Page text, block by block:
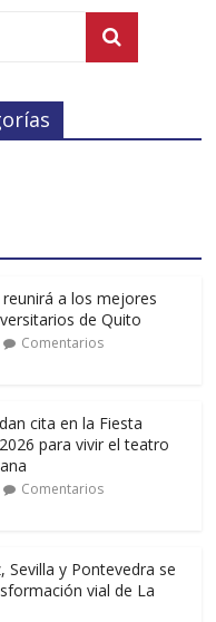
reunirá a los mejores
de Quito
Comentarios
cita en la Fiesta
para vivir el teatro
Comentarios
Sevilla y Pontevedra se
vial de La